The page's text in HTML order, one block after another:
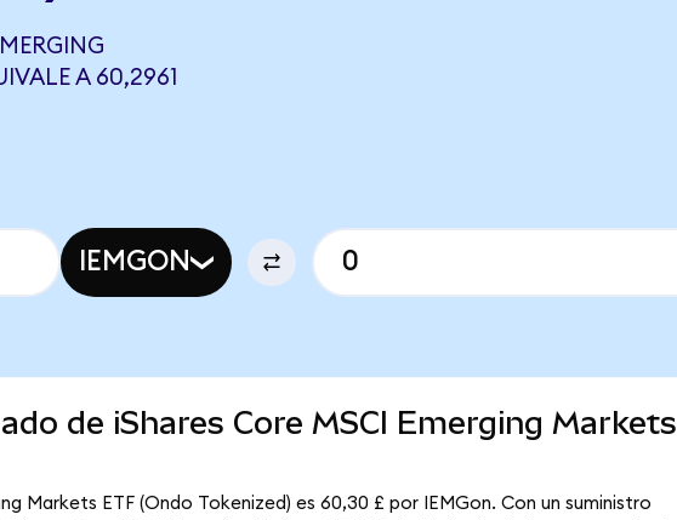
A 60,2961
IEMGON
de iShares Core MSCI Emerging Markets
Markets ETF (Ondo Tokenized) es 60,30 £ por IEMGon. Con un suministro